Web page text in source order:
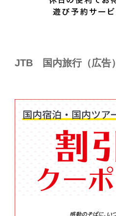
JTB 国内旅行（広告）